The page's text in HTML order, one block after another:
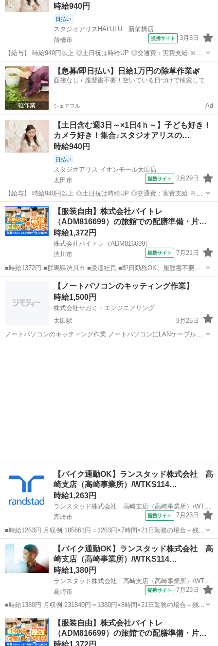
時給940円
日払い
スタジオアリスHALULU 新前橋店
前橋市
提携サイト 3月8日
【給与】 時給940円以上 ◎土日祝は時給UP ◎交通費：実費支給 ※月
額15,000円まで 準社員制度、社内資格取得による昇給あり！ 社内資格
を有すると時給100円以上アップも可能です。 【前給制度あり】 働い
た分のお...
群馬 前橋市 その他
【急募/即日払い】日給1万円の除草作業🌿
面接なし / 履歴書不要！空いている日づけで検索して即
シェアフル Ad
【土日含む週3日～×1日4ｈ～】子ども好き！
カメラ好き！集合♪スタジオアリスの…
時給940円
日払い
スタジオアリス イオンモール太田店
太田市
提携サイト 2月29日
【給与】 時給940円以上 ◎土日祝は時給UP ◎交通費：実費支給 ※月
額15,000円まで 準社員制度、社内資格取得による昇給あり！ 社内資格
を有すると時給100円以上アップも可能です。 【前給制度あり】 働い
た分のお...
群馬 太田市 その他
【服装自由】株式会社バイトレ
（ADM816699）の旅館での配膳準備・片づ
け業務
時給1,372円
株式会社バイトレ（ADM816699）
渋川市
提携サイト 7月21日
■時給1372円 ■群馬県渋川市 ■派遣社員 ■即日勤務OK、履歴書不要、
友達と応募OK、未経験歓迎、大学生歓迎、女性活躍中、主婦・主夫歓
迎、フリーター歓迎、学歴不問、ブランクOK、ミドル（40代～）活躍
中、日払い、週払い、...
その他
【ノートパソコンのキッティング作業】
時給1,500円
株式会社サガミ・エンジニアリング
太田駅
9月25日
ノートパソコンのキッティング作業 ノートパソコンにLANケーブルを
【バイク通勤OK】ランスタッド株式会社 高
崎支店（高崎事業所）/WTKS114…
時給1,263円
ランスタッド株式会社 高崎支店（高崎事業所）/WTKS114532
高崎市
提携サイト 7月23日
■時給1263円 月収例:185661円＝1263円×7時間×21日勤務の場合＋残業
代、交通費別途支給 ※交通費実費支給／当社規定あり。 ■群馬県高崎
市 高崎駅からは車で約20分／無料駐車場あり ■派遣社員 ■未経験歓
迎、服...
群馬 高崎市 その他
【バイク通勤OK】ランスタッド株式会社 高
崎支店（高崎事業所）/WTKS114…
時給1,380円
ランスタッド株式会社 高崎支店（高崎事業所）/WTKS114534
高崎市
提携サイト 7月23日
■時給1380円 月収例:231840円＝1380円×8時間×21日勤務の場合＋残業
代、交通費別途支給 ※交通費実費支給／当社規定あり。 ■群馬県高崎
市 【無料駐車場】新前橋駅や井野駅から車で約10～15分！ ■紹介予定
派遣...
群馬 高崎市 その他
【服装自由】株式会社バイトレ
（ADM816699）の旅館での配膳準備・片づ
け業務